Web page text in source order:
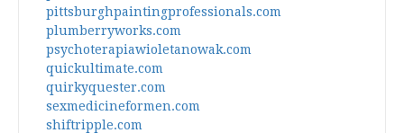
pittsburghpaintingprofessionals.com
plumberryworks.com
psychoterapiawioletanowak.com
quickultimate.com
quirkyquester.com
sexmedicineformen.com
shiftripple.com